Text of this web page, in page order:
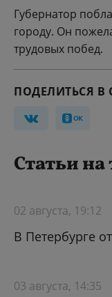
Губернатор
городу. Он
трудовых побед.
ПОДЕЛИТЬСЯ В
Статьи на
02 августа, 19:12
В Петербурге
03 августа, 14:35